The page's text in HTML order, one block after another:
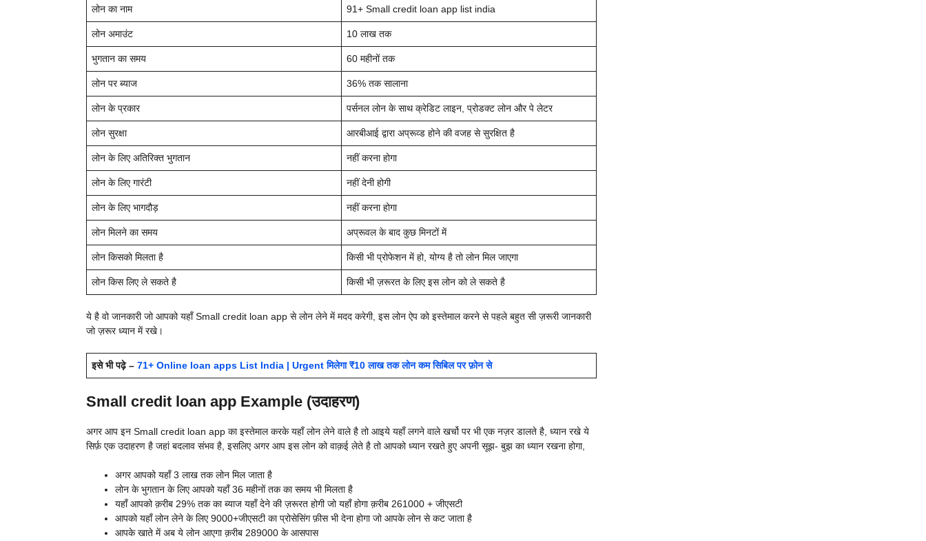
लोन का नाम 91+ Small credit loan app list india
लोन अमाउंट 10 लाख तक
भुगतान का समय 60 महीनों तक
लोन पर ब्याज 36% तक सालाना
लोन के प्रकार पर्सनल लोन के साथ क्रेडिट लाइन, प्रोडक्ट लोन और पे लेटर
लोन सुरक्षा आरबीआई द्वारा अप्रूव्ड होने की वजह से सुरक्षित है
लोन के लिए अतिरिक्त भुगतान नहीं करना होगा
लोन के लिए गारंटी नहीं देनी होगी
लोन के लिए भागदौड़ नहीं करना होगा
लोन मिलने का समय अप्रूवल के बाद कुछ मिनटों में
लोन किसको मिलता है किसी भी प्रोफेशन में हो, योग्य है तो लोन मिल जाएगा
लोन किस लिए ले सकते है किसी भी ज़रूरत के लिए इस लोन को ले सकते है
ये है वो जानकारी जो आपको यहाँSmall credit loan app से लोन लेने में मदद करेगी, इस लोन ऐप को इस्तेमाल करने से पहले बहुत सी ज़रूरी जानकारी
जो ज़रूर ध्यान में रखे।
इसे भी पढ़े – 71+ Online loan apps List India | Urgent मिलेगा ₹10 लाख तक लोन कम सिबिल पर फ़ोन से
Small credit loan app Example (उदाहरण)
अगर आप इन Small credit loan app का इस्तेमाल करके यहाँ लोन लेने वाले है तो आइये यहाँ लगने वाले खर्चो पर भी एक नज़र डालते है, ध्यान रखे ये
सिर्फ़ एक उदाहरण है जहां बदलाव संभव है, इसलिए अगर आप इस लोन को वाक़ई लेते है तो आपको ध्यान रखते हुए अपनी सूझ- बुझ का ध्यान रखना होगा,
अगर आपको यहाँ 3 लाख तक लोन मिल जाता है
लोन के भुगतान के लिए आपको यहाँ 36 महीनों तक का समय भी मिलता है
यहाँ आपको क़रीब 29% तक का ब्याज यहाँ देने की ज़रूरत होगी जो यहाँ होगा क़रीब 261000 + जीएसटी
आपको यहाँ लोन लेने के लिए 9000+जीएसटी का प्रोसेसिंग फ़ीस भी देना होगा जो आपके लोन से कट जाता है
आपके खाते में अब ये लोन आएगा क़रीब 289000 के आसपास